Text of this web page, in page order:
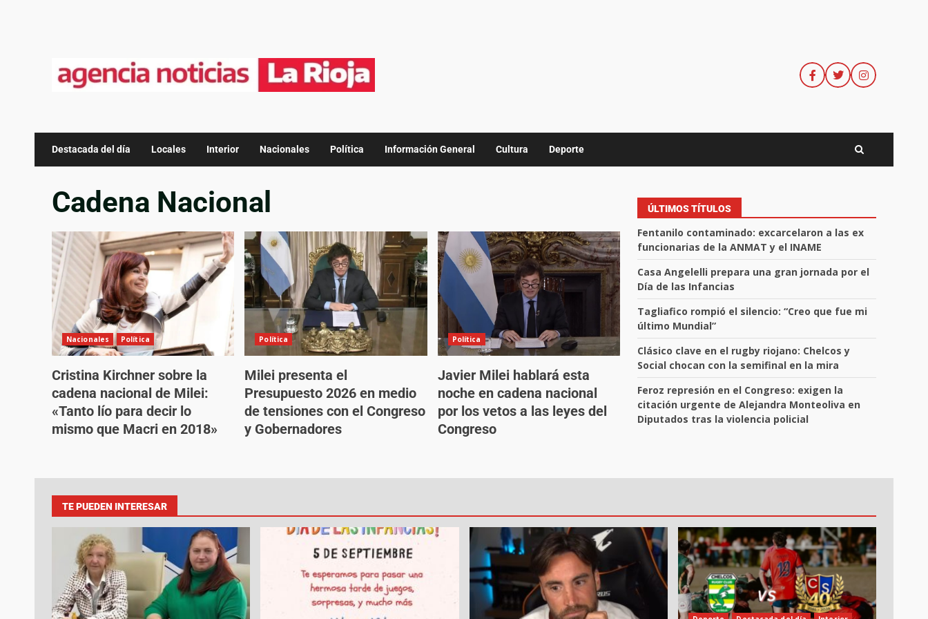
Destacada del día Locales Interior Nacionales Política Información General Cultura Deporte
Cadena Nacional
Nacionales Política
Cristina Kirchner sobre la
cadena nacional de Milei:
«Tanto lío para decir lo
mismo que Macri en 2018»
Política
Milei presenta el
Presupuesto 2026 en medio
de tensiones con el Congreso
y Gobernadores
Política
Javier Milei hablará esta
noche en cadena nacional
por los vetos a las leyes del
Congreso
ÚLTIMOS TÍTULOS
Fentanilo contaminado: excarcelaron a las ex
funcionarias de la ANMAT y el INAME
Casa Angelelli prepara una gran jornada por el
Día de las Infancias
Tagliafico rompió el silencio: “Creo que fue mi
último Mundial”
Clásico clave en el rugby riojano: Chelcos y
Social chocan con la semifinal en la mira
Feroz represión en el Congreso: exigen la
citación urgente de Alejandra Monteoliva en
Diputados tras la violencia policial
TE PUEDEN INTERESAR